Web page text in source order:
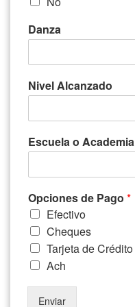
Danza
Nivel Alcanzado
Escuela o Academia
Opciones de Pago *
Efectivo
Cheques
Tarjeta de Crédito
Ach
Enviar